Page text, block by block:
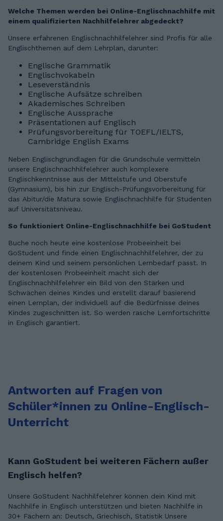
Welche Themen werden bei Online-Englischnachhilfe mit
einem qualifizierten Nachhilfelehrer abgedeckt?
Unsere erfahrenen Englischnachhilfelehrer sind Profis für alle
Englischthemen auf dem Lehrplan, darunter:
Englische Grammatik
Englischvokabeln
Leseverständnis
Englische Aufsätze schreiben
Akademisches Schreiben
Englische Aussprache
Präsentationen auf Englisch
Prüfungsvorbereitung für TOEFL/IELTS,
Cambridge English Exams
Neben Englischgrundlagen für die Grundschule vermitteln
unsere Englischnachhilfelehrer auch komplexere
Englischkenntnisse aus der Mittelstufe und Oberstufe
(Gymnasium), bis hin zur Englisch-Prüfungsvorbereitung für
das Abitur/die Matura sowie Englischnachhilfe für Studenten
auf Universitätsniveau.
So funktioniert Online-Englischnachhilfe bei GoStudent
Buche noch heute eine kostenlose Probeeinheit bei
GoStudent und finde einen Englischnachhilfelehrer, der zu
deinem Kind und seinem persönlichen Lernbedarf passt. In
der kostenlosen Probeeinheit macht sich der
Englischnachhilfelehrer ein Bild von den Stärken und
Schwächen deines Kindes und erstellt darauf basierend
einen Lernplan, der individuell auf die Bedürfnisse deines
Kindes zugeschnitten ist. So werden rasche Lernfortschritte
in Englisch garantiert.
Antworten auf Fragen von
Schüler*innen zu Online-Englisch-
Unterricht
Kann GoStudent bei weiteren Fächern außer
Englisch helfen?
Unsere GoStudent Nachhilfelehrer können dein Kind mit
Nachhilfe in Englisch unterstützen und bieten Nachhilfe in
30+ Fächern an: Deutsch, Griechisch, Statistik Unsere